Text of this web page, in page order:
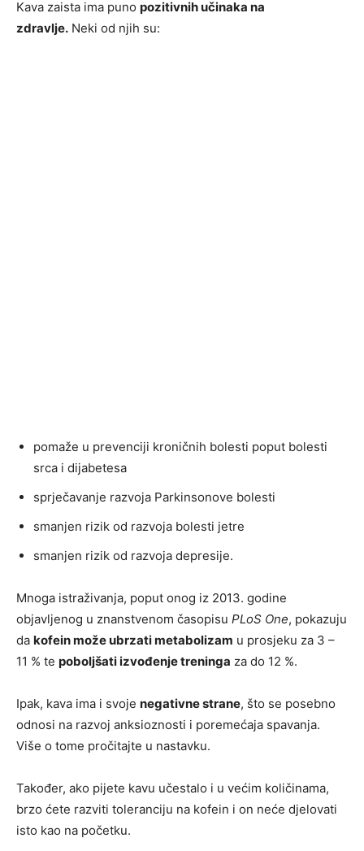
Kava zaista ima puno pozitivnih učinaka na
zdravlje. Neki od njih su:
pomaže u prevenciji kroničnih bolesti poput bolesti
srca i dijabetesa
sprječavanje razvoja Parkinsonove bolesti
smanjen rizik od razvoja bolesti jetre
smanjen rizik od razvoja depresije.
Mnoga istraživanja, poput onog iz 2013. godine
objavljenog u znanstvenom časopisu PLoS One, pokazuju
da kofein može ubrzati metabolizam u prosjeku za 3 –
11 % te poboljšati izvođenje treninga za do 12 %.
Ipak, kava ima i svoje negativne strane, što se posebno
odnosi na razvoj anksioznosti i poremećaja spavanja.
Više o tome pročitajte u nastavku.
Također, ako pijete kavu učestalo i u većim količinama,
brzo ćete razviti toleranciju na kofein i on neće djelovati
isto kao na početku.